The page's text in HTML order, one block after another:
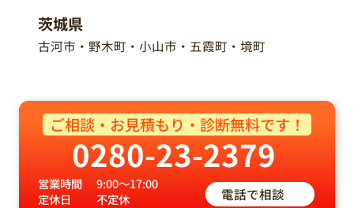
茨城県
古河市・野木町・小山市・五霞町・境町
ご相談・お見積もり・診断無料です！
0280-23-2379
営業時間
9:00～17:00
定休日
不定休 電話で相談